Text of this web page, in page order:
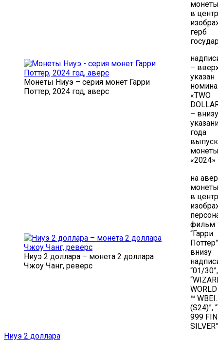
Монеты Ниуэ – серия монет Гарри
Поттер, 2024 год, аверс
в
герб
–
указан
«TWO
– внизу
года
«2024»
Ниуэ 2 доллара – монета 2 доллара
Чжоу Чанг, реверс
на
в
фильм
“Гарри
Поттер”
внизу
“01/30”,
™ WBEI.
(S24)”,
999
SILVER”
Ниуэ 2 доллара